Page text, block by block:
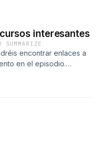
interesantes
SUMMARIZE
encontrar enlaces a
en el episodio.